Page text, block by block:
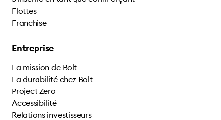
Flottes
Franchise
Entreprise
La mission de Bolt
La durabilité chez Bolt
Project Zero
Accessibilité
Relations investisseurs